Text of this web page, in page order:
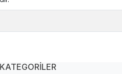
KATEGORİLER